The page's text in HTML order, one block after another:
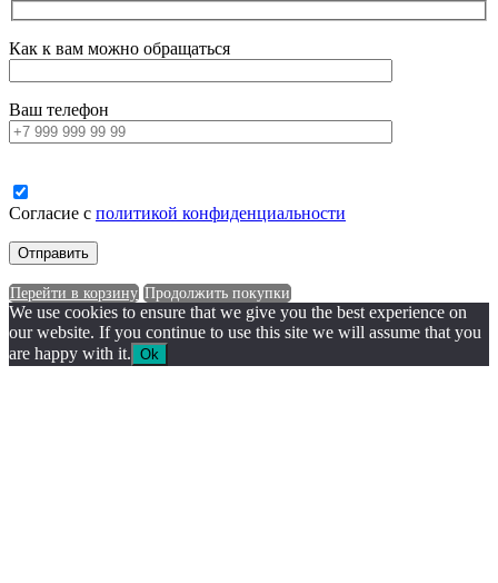
Как к вам можно обращаться
Ваш телефон
Согласие с политикой конфиденциальности
Перейти в корзину Продолжить покупки
We use cookies to ensure that we give you the best experience on
our website. If you continue to use this site we will assume that you
are happy with it. Ok